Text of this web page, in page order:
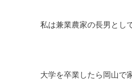
私は兼業農家の長男とし
大学を卒業したら岡山で